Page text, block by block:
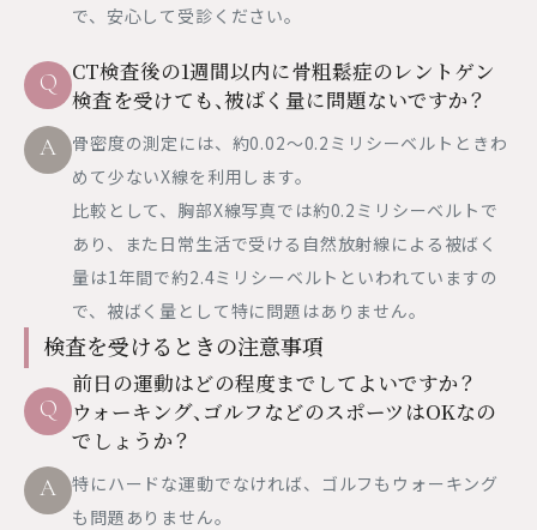
で、安心して受診ください。
Q CT検査後の1週間以内に骨粗鬆症のレントゲン
検査を受けても、被ばく量に問題ないですか？
A
骨密度の測定には、約0.02～0.2ミリシーベルトときわ
めて少ないX線を利用します。
比較として、胸部X線写真では約0.2ミリシーベルトで
あり、また日常生活で受ける自然放射線による被ばく
量は1年間で約2.4ミリシーベルトといわれていますの
で、被ばく量として特に問題はありません。
検査を受けるときの注意事項
Q
前日の運動はどの程度までしてよいですか？
ウォーキング、ゴルフなどのスポーツはOKなの
でしょうか？
A
特にハードな運動でなければ、ゴルフもウォーキング
も問題ありません。